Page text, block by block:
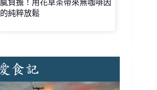
膩負擔！用花草茶帶來無咖啡因
的純粹放鬆